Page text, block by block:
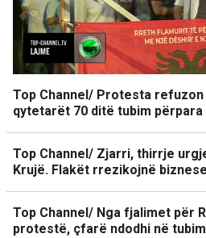
Top Channel/ Protesta refuzon
qytetarët 70 ditë tubim
Top Channel/ Zjarri, thirrje
Krujë. Flakët rrezikojnë
Top Channel/ Nga fjalimet për
protestë, çfarë ndodhi në